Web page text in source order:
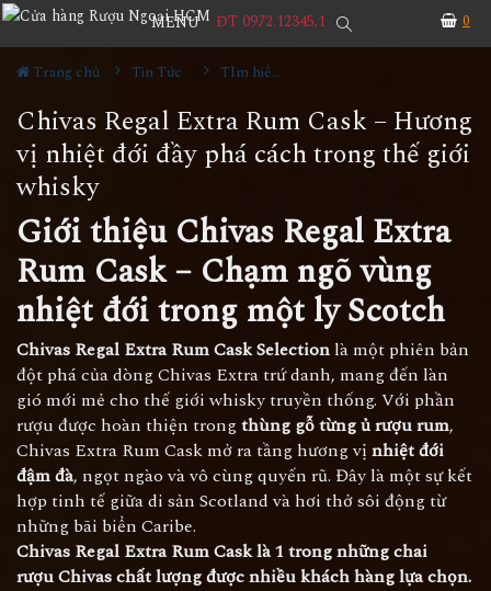
0
MENU ĐT 0972.12345.1
Trang chủ Tin Tức TÌm hiểu về rượu
Chivas Regal Extra Rum Cask – Hương
vị nhiệt đới đầy phá cách trong thế giới
whisky
Giới thiệu Chivas Regal Extra
Rum Cask – Chạm ngõ vùng
nhiệt đới trong một ly Scotch
Chivas Regal Extra Rum Cask Selectionlà một phiên bản
đột phá của dòng Chivas Extra trứ danh, mang đến làn
gió mới mẻ cho thế giới whisky truyền thống. Với phần
rượu được hoàn thiện trongthùng gỗ từng ủ rượu rum,
Chivas Extra Rum Cask mở ra tầng hương vị nhiệt đới
đậm đà, ngọt ngào và vô cùng quyến rũ. Đây là một sự kết
hợp tinh tế giữa di sản Scotland và hơi thở sôi động từ
những bãi biển Caribe.
Chivas Regal Extra Rum Cask là 1 trong những chai
rượu Chivaschất lượng được nhiều khách hàng lựa chọn.